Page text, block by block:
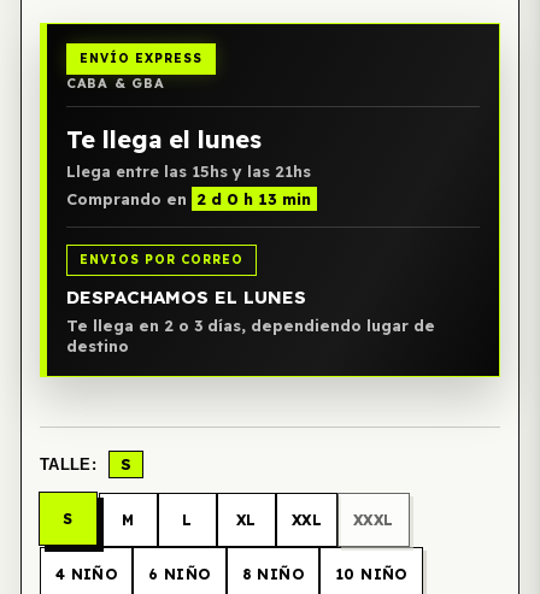
ENVÍO EXPRESS
CABA & GBA
Te llega el lunes
Llega entre las 15hs y las 21hs
Comprando en
2 d 0 h 13 min
ENVIOS POR CORREO
DESPACHAMOS EL LUNES
Te llega en 2 o 3 días, dependiendo lugar de
destino
TALLE: S
S M L XL XXL XXXL
4 NIÑO 6 NIÑO 8 NIÑO 10 NIÑO